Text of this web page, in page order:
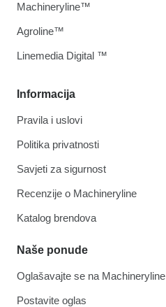
Informacija
Pravila i uslovi
Politika privatnosti
Savjeti za sigurnost
Recenzije o Machineryline
Katalog brendova
Naše ponude
Oglašavajte se na Machineryline
Postavite oglas
Machineryline™
Agroline™
Linemedia Digital ™